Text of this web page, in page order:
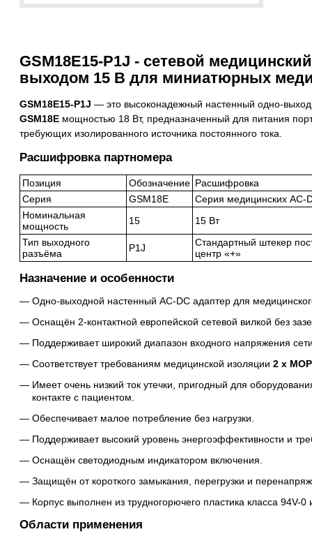
GSM18E15-P1J - сетевой
выходом 15 В для миниатюрных
GSM18E15-P1J — это высоконадежный настенный одно-
GSM18E мощностью 18 Вт, предназначенный для питания
требующих изолированного источника постоянного тока.
Расшифровка партномера
Позиция Обозначение Расшифровка
Серия
GSM18E
Серия медицинских AC-
Номинальная
мощность
15
15 Вт
Тип выходного
разъёма
P1J
Стандартный штекер
центр «+»
Назначение и особенности
Одно-выходной настенный AC-DC адаптер для
Оснащён 2-контактной европейской сетевой вилкой без
Поддерживает широкий диапазон входного напряжения
Соответствует требованиям медицинской изоляции 2 x
Имеет очень низкий ток утечки, пригодный для
контакте с пациентом.
Обеспечивает малое потребление без нагрузки.
Поддерживает высокий уровень энергоэффективности и
Оснащён светодиодным индикатором включения.
Защищён от короткого замыкания, перегрузки и
Корпус выполнен из трудногорючего пластика класса 94V-
Области применения